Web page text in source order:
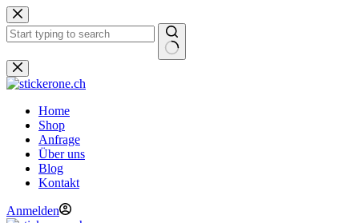
Zum
Inhalt
springen
Keine
Ergebnisse
Home
Shop
Anfrage
Über uns
Blog
Kontakt
Anmelden